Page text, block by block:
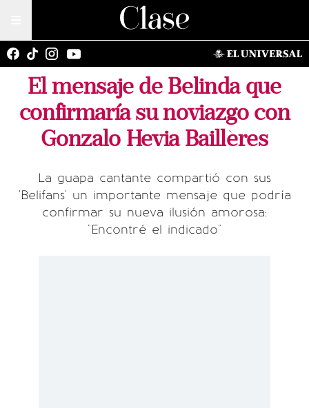
El mensaje de Belinda que
confirmaría su noviazgo con
Gonzalo Hevia Baillères
La guapa cantante compartió con sus
'Belifans' un importante mensaje que podría
confirmar su nueva ilusión amorosa:
"Encontré el indicado"